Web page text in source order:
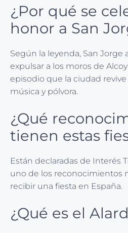
¿Por qué se
honor a San
Según la leyenda, San Jorge
expulsar a los moros de
episodio que la ciudad
música y pólvora.
¿Qué
tienen estas
Están declaradas de Interés
uno de los reconocimientos
recibir una fiesta en España.
¿Qué es el